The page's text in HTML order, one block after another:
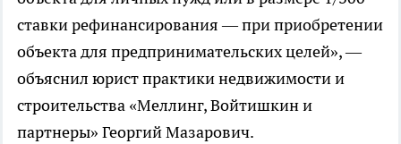
ставки рефинансирования — при приобретении
объекта для предпринимательских целей», —
объяснил юрист практики недвижимости и
строительства «Меллинг, Войтишкин и
партнеры» Георгий Мазарович.